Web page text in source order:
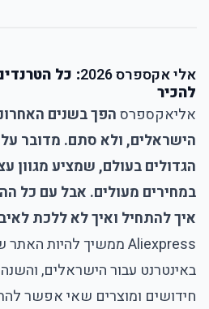
אלי אקספרס 2026
: כל
להכיר
אליאקספרסהפך בשנים
הישראלים, ולא סתם. מדובר
הגדולים בעולם, שמציע מגוון
במחירים מעולים. אבל עם כל
איך להתחיל ואיך לא ללכת
Aliexpressממשיך להיות האתר
באינטרנט עבור הישראלים,
חידושים ומוצרים שאי אפשר